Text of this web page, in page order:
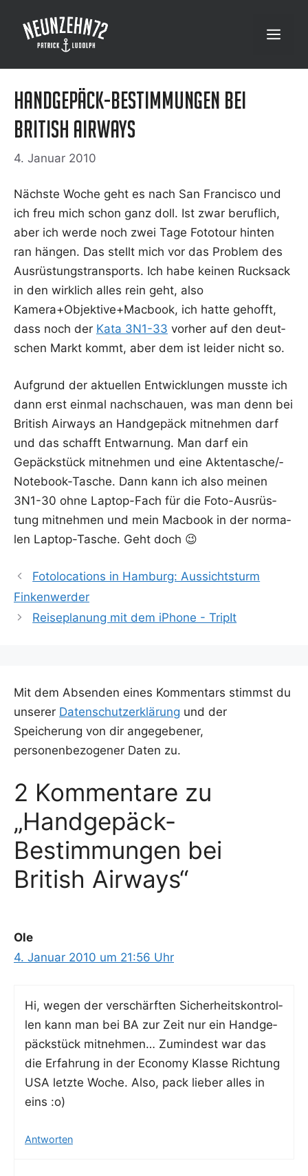
Inhalt
springen
Menü
Handgepäck-Bestimmungen bei
British Airways
4. Januar 2010
Nächs­te Woche geht es nach San Fran­cis­co und
ich freu mich schon ganz doll. Ist zwar beruf­lich,
aber ich wer­de noch zwei Tage Foto­tour hin­ten
ran hän­gen. Das stellt mich vor das Pro­blem des
Aus­rüs­tungs­trans­ports. Ich habe kei­nen Ruck­sack
in den wirk­lich alles rein geht, also
Kamera+Objektive+Macbook, ich hat­te gehofft,
dass noch der Kata 3N1-33 vor­her auf den deut­
schen Markt kommt, aber dem ist lei­der nicht so.
Auf­grund der aktu­el­len Ent­wick­lun­gen muss­te ich
dann erst ein­mal nach­schau­en, was man denn bei
Bri­tish Air­ways an Hand­ge­päck mit­neh­men darf
und das schafft Ent­war­nung. Man darf ein
Gepäck­stück mit­neh­men und eine Akten­ta­sche/­
Note­book-Tasche. Dann kann ich also mei­nen
3N1-30 ohne Lap­top-Fach für die Foto-Aus­rüs­
tung mit­neh­men und mein Mac­book in der nor­ma­
len Lap­top-Tasche. Geht doch 😉
Fotolocations in Hamburg: Aussichtsturm
Finkenwerder
Reiseplanung mit dem iPhone - TripIt
Mit dem Absenden eines Kommentars stimmst du
unserer Datenschutzerklärung und der
Speicherung von dir angegebener,
personenbezogener Daten zu.
2 Kommentare zu
„Handgepäck-
Bestimmungen bei
British Airways“
Ole
4. Januar 2010 um 21:56 Uhr
Hi, wegen der ver­schärf­ten Sicher­heits­kon­trol­
len kann man bei BA zur Zeit nur ein Hand­ge­
päck­stück mit­neh­men… Zumin­dest war das
die Erfah­rung in der Eco­no­my Klas­se Rich­tung
USA letz­te Woche. Also, pack lie­ber alles in
eins :o)
Antworten